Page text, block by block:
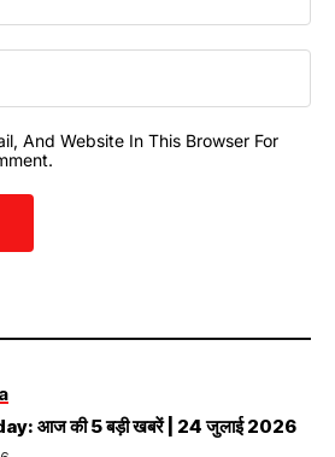
And Website In This Browser For
आज की 5 बड़ी खबरें | 24 जुलाई 2026